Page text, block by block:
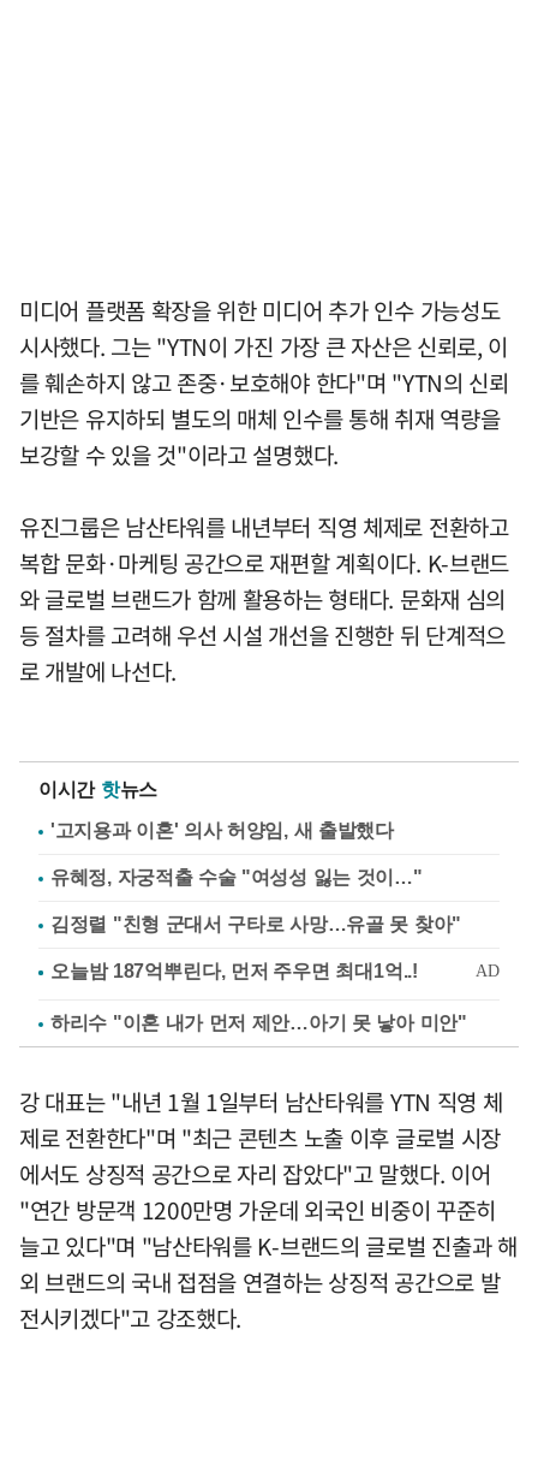
미디어 플랫폼 확장을 위한 미디어 추가 인수 가능성도
시사했다. 그는 "YTN이 가진 가장 큰 자산은 신뢰로, 이
를 훼손하지 않고 존중·보호해야 한다"며 "YTN의 신뢰
기반은 유지하되 별도의 매체 인수를 통해 취재 역량을
보강할 수 있을 것"이라고 설명했다.
유진그룹은 남산타워를 내년부터 직영 체제로 전환하고
복합 문화·마케팅 공간으로 재편할 계획이다. K-브랜드
와 글로벌 브랜드가 함께 활용하는 형태다. 문화재 심의
등 절차를 고려해 우선 시설 개선을 진행한 뒤 단계적으
로 개발에 나선다.
이시간 핫뉴스
'고지용과 이혼' 의사 허양임, 새 출발했다
유혜정, 자궁적출 수술 "여성성 잃는 것이…"
김정렬 "친형 군대서 구타로 사망…유골 못 찾아"
하리수 "이혼 내가 먼저 제안…아기 못 낳아 미안"
강 대표는 "내년 1월 1일부터 남산타워를 YTN 직영 체
제로 전환한다"며 "최근 콘텐츠 노출 이후 글로벌 시장
에서도 상징적 공간으로 자리 잡았다"고 말했다. 이어
"연간 방문객 1200만명 가운데 외국인 비중이 꾸준히
늘고 있다"며 "남산타워를 K-브랜드의 글로벌 진출과 해
외 브랜드의 국내 접점을 연결하는 상징적 공간으로 발
전시키겠다"고 강조했다.